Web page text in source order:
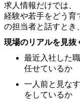
求人情報だけでは、
経験や若手をどう育
の担当者と話すとき
現場のリアルを見抜
最近入社した
任せているか
一人前と見な
をしているか